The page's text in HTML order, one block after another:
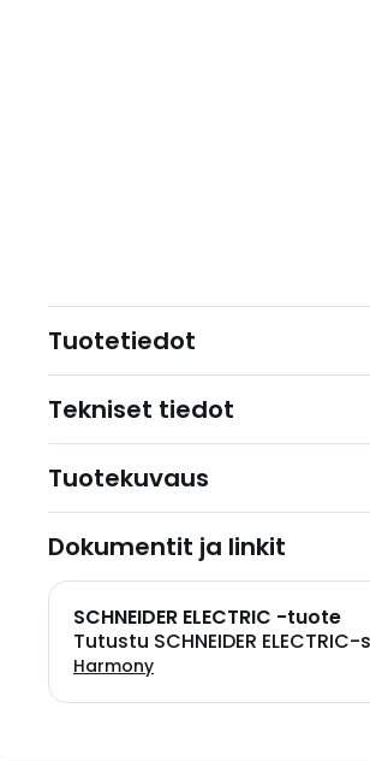
Tuotetiedot
Tekniset tiedot
Tuotekuvaus
Dokumentit ja linkit
SCHNEIDER ELECTRIC -tuote
Tutustu SCHNEIDER
Harmony